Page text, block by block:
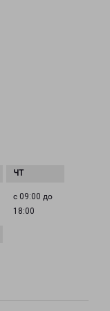
с 09:00 до
18:00